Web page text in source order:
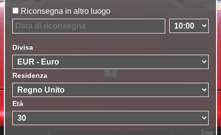
Riconsegna in altro luogo
Divisa
Residenza
Età